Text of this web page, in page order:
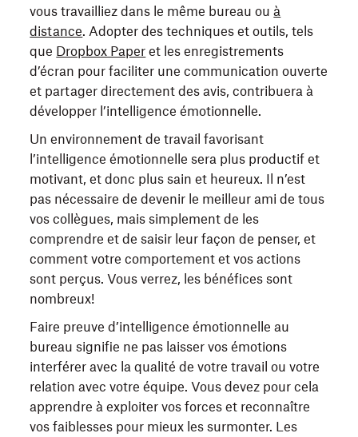
vous travailliez dans le même bureau ouà
distance. Adopter des techniques et outils, tels
que Dropbox Paper et les enregistrements
d’écran pour faciliter une communication ouverte
et partager directement des avis, contribuera à
développer l’intelligence émotionnelle.
Un environnement de travail favorisant
l’intelligence émotionnelle sera plus productif et
motivant, et donc plus sain et heureux. Il n’est
pas nécessaire de devenir le meilleur ami de tous
vos collègues, mais simplement de les
comprendre et de saisir leur façon de penser, et
comment votre comportement et vos actions
sont perçus. Vous verrez, les bénéfices sont
nombreux!
Faire preuve d’intelligence émotionnelle au
bureau signifie ne pas laisser vos émotions
interférer avec la qualité de votre travail ou votre
relation avec votre équipe. Vous devez pour cela
apprendre à exploiter vos forces et reconnaître
vos faiblesses pour mieux les surmonter. Les